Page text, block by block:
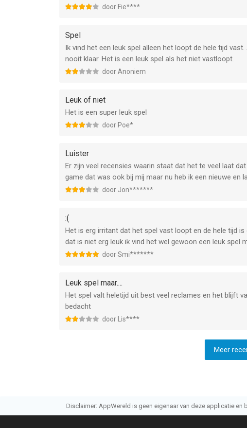
door Fie****
Spel
Ik vind het een leuk spel alleen het loopt de hele tijd
nooit klaar. Het is een leuk spel als het niet vastloopt.
door Anoniem
Leuk of niet
Het is een super leuk spel
door Poe*
Luister
Er zijn veel recensies waarin staat dat het te veel laat
game dat was ook bij mij maar nu heb ik een nieuwe en
door Jon*******
:(
Het is erg irritant dat het spel vast loopt en de hele tijd
dat is niet erg leuk ik vind het wel gewoon een leuk spel
door Smi*******
Leuk spel maar....
Het spel valt heletijd uit best veel reclames en het blijft
bedacht
door Lis****
Meer
Disclaimer: AppWereld is geen eigenaar van deze applicatie en